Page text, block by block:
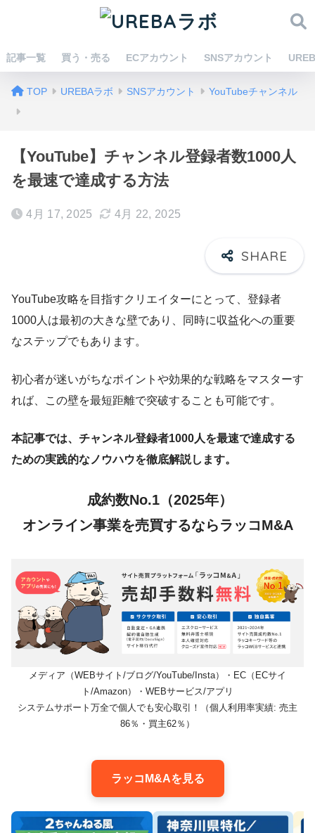
記事一覧 買う・売る ECアカウント SNSアカウント
TOP UREBAラボ SNSアカウント YouTubeチャンネル
【YouTube】チャンネル登録者数1000人
を最速で達成する方法
4月 17, 2025 4月 22, 2025
YouTube攻略を目指すクリエイターにとって、登録者
1000人は最初の大きな壁であり、同時に収益化への重要
なステップでもあります。
初心者が迷いがちなポイントや効果的な戦略をマスターす
れば、この壁を最短距離で突破することも可能です。
本記事では、チャンネル登録者1000人を最速で達成する
ための実践的なノウハウを徹底解説します。
成約数No.1（2025年）
オンライン事業を売買するならラッコM&A
メディア（WEBサイト/ブログ/YouTube/Insta）・EC（ECサイ
ト/Amazon）・WEBサービス/アプリ
システムサポート万全で個人でも安心取引！（個人利用率実績: 売主
86％・買主62％）
ラッコM&Aを見る